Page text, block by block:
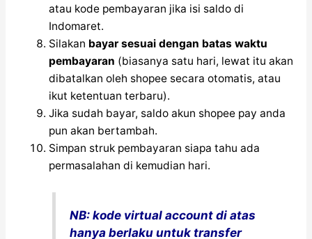
atau kode pembayaran jika isi saldo di
Indomaret.
Silakan bayar sesuai dengan batas waktu
pembayaran (biasanya satu hari, lewat itu akan
dibatalkan oleh shopee secara otomatis, atau
ikut ketentuan terbaru).
Jika sudah bayar, saldo akun shopee pay anda
pun akan bertambah.
Simpan struk pembayaran siapa tahu ada
permasalahan di kemudian hari.
NB: kode virtual account di atas
hanya berlaku untuk transfer